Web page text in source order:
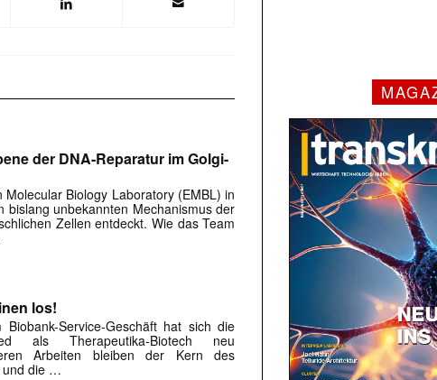
der DNA-Reparatur im Golgi-
Biology Laboratory (EMBL) in
bislang unbekannten Mechanismus der
Zellen entdeckt. Wie das Team
los!
Service-Geschäft hat sich die
als Therapeutika-Biotech neu
­Arbeiten bleiben der Kern des
und die …